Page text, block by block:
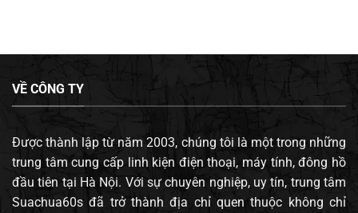
VỀ CÔNG TY
Được thành lập từ năm 2003, chúng tôi là một trong những
trung tâm cung cấp linh kiện điện thoại, máy tính, đông hồ
đầu tiên tại Hà Nội. Với sự chuyên nghiệp, uy tín, trung tâm
Suachua60s đã trở thành địa chỉ quen thuộc không chỉ